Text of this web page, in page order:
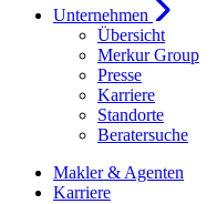
Unternehmen
Übersicht
Merkur Group
Presse
Karriere
Standorte
Beratersuche
Makler & Agenten
Karriere